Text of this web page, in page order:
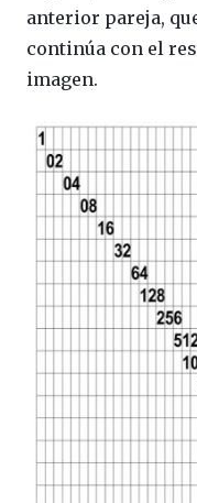
anterior pareja,
continúa con el
imagen.